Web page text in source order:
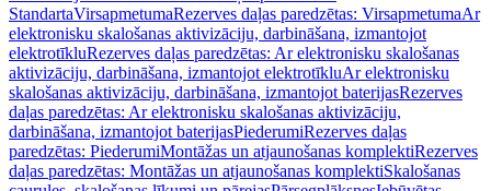
StandartaVirsapmetumaRezerves daļas paredzētas: VirsapmetumaAr
elektronisku skalošanas aktivizāciju, darbināšana, izmantojot
elektrotīkluRezerves daļas paredzētas: Ar elektronisku skalošanas
aktivizāciju, darbināšana, izmantojot elektrotīkluAr elektronisku
skalošanas aktivizāciju, darbināšana, izmantojot baterijasRezerves
daļas paredzētas: Ar elektronisku skalošanas aktivizāciju,
darbināšana, izmantojot baterijasPiederumiRezerves daļas
paredzētas: PiederumiMontāžas un atjaunošanas komplektiRezerves
daļas paredzētas: Montāžas un atjaunošanas komplektiSkalošanas